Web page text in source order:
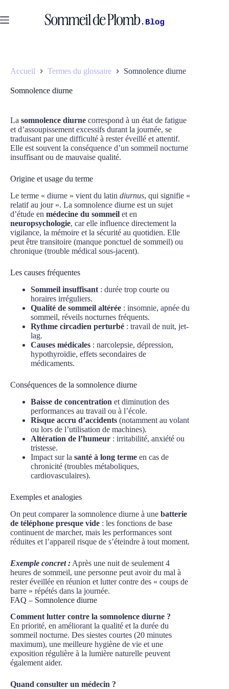
contenu
Accueil Termes du glossaire Somnolence diurne
Somnolence diurne
La somnolence diurne correspond à un état de fatigue
et d’assoupissement excessifs durant la journée, se
traduisant par une difficulté à rester éveillé et attentif.
Elle est souvent la conséquence d’un sommeil nocturne
insuffisant ou de mauvaise qualité.
Origine et usage du terme
Le terme « diurne » vient du latin diurnus, qui signifie «
relatif au jour ». La somnolence diurne est un sujet
d’étude en médecine du sommeil et en
neuropsychologie, car elle influence directement la
vigilance, la mémoire et la sécurité au quotidien. Elle
peut être transitoire (manque ponctuel de sommeil) ou
chronique (trouble médical sous-jacent).
Les causes fréquentes
Sommeil insuffisant : durée trop courte ou
horaires irréguliers.
Qualité de sommeil altérée : insomnie, apnée du
sommeil, réveils nocturnes fréquents.
Rythme circadien perturbé : travail de nuit, jet-
lag.
Causes médicales : narcolepsie, dépression,
hypothyroïdie, effets secondaires de
médicaments.
Conséquences de la somnolence diurne
Baisse de concentration et diminution des
performances au travail ou à l’école.
Risque accru d’accidents (notamment au volant
ou lors de l’utilisation de machines).
Altération de l’humeur : irritabilité, anxiété ou
tristesse.
Impact sur la santé à long terme en cas de
chronicité (troubles métaboliques,
cardiovasculaires).
Exemples et analogies
On peut comparer la somnolence diurne à une batterie
de téléphone presque vide : les fonctions de base
continuent de marcher, mais les performances sont
réduites et l’appareil risque de s’éteindre à tout moment.
Exemple concret : Après une nuit de seulement 4
heures de sommeil, une personne peut avoir du mal à
rester éveillée en réunion et lutter contre des « coups de
barre » répétés dans la journée.
FAQ – Somnolence diurne
Comment lutter contre la somnolence diurne ?
En priorité, en améliorant la qualité et la durée du
sommeil nocturne. Des siestes courtes (20 minutes
maximum), une meilleure hygiène de vie et une
exposition régulière à la lumière naturelle peuvent
également aider.
Quand consulter un médecin ?